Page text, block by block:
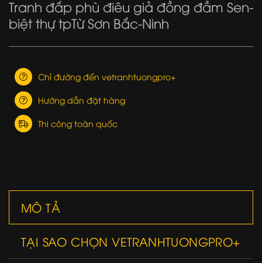
Tranh đắp phù điêu giả đồng đầm Sen-
biệt thự tpTừ Sơn Bắc-Ninh
Chỉ đường đến vetranhtuongpro+
Hướng dẫn đặt hàng
Thi công toàn quốc
MÔ TẢ
TẠI SAO CHỌN VETRANHTUONGPRO+